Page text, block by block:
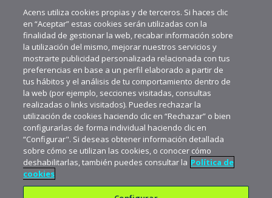
MÁS VIDEOS RECIENTES
Acens utiliza cookies propias y de terceros. Si haces clic
en “Aceptar” estas cookies serán utilizadas con la
finalidad de gestionar la web, recabar información sobre
la utilización del mismo, mejorar nuestros servicios y
mostrarte publicidad personalizada relacionada con tus
preferencias en base a un perfil elaborado a partir de
tus hábitos y el análisis de tu comportamiento dentro de
la web (por ejemplo, secciones visitadas, consultas
realizadas o links visitados). Puedes rechazar la
utilización de cookies haciendo clic en “Rechazar” o bien
configurarlas de forma individual haciendo clic en
“Configurar". Si deseas obtener información detallada
sobre cómo se utilizan las cookies, o conocer cómo
deshabilitarlas, también puedes consultar la Política de
cookies